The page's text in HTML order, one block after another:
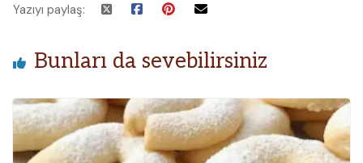
Yazıyı paylaş:
Bunları da sevebilirsiniz